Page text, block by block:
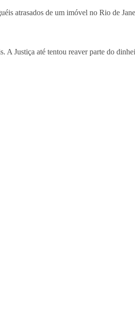
atrasados de um imóvel no Rio de
A Justiça até tentou reaver parte do